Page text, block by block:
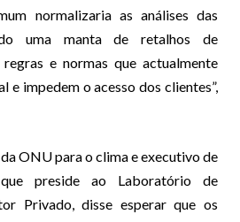
normalizaria as análises das
uma manta de retalhos de
e normas que actualmente
e impedem o acesso dos clientes”,
ONU para o clima e executivo de
preside ao Laboratório de
Privado, disse esperar que os